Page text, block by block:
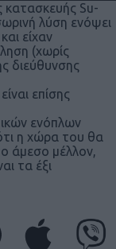
κατασκευής Su-
λύση ενόψει
είχαν
(χωρίς
διεύθυνσης
επίσης
ενόπλων
η χώρα του θα
άμεσο μέλλον,
τα έξι